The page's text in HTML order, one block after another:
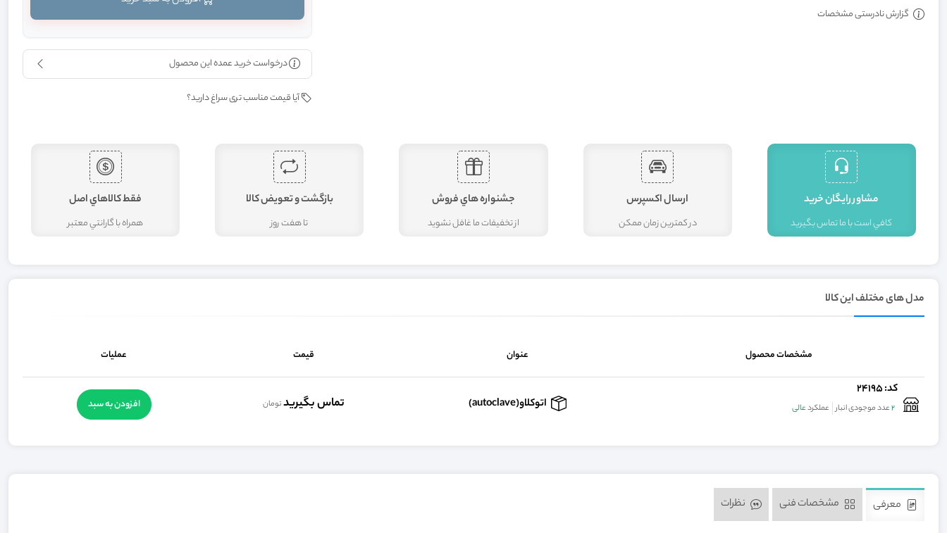
گزارش نادرستی مشخصات
درخواست خرید عمده این محصول
آیا قیمت مناسب تری سراغ دارید؟
مشاور رايگان خريد
کافي است با ما تماس بگيريد
ارسال اکسپرس
در کمترين زمان ممکن
جشنواره هاي فروش
از تخفيفات ما غافل نشويد
بازگشت و تعويض کالا
تا هفت روز
فقط کالاهاي اصل
همراه با گارانتي معتبر
مدل های مختلف این کالا
مشخصات محصول عنوان قیمت عملیات
کد: 24195
2عدد موجودی انبار عملکردعالی اتوکلاو(autoclave) تماس بگیریدتومان افزودن به سبد
معرفی